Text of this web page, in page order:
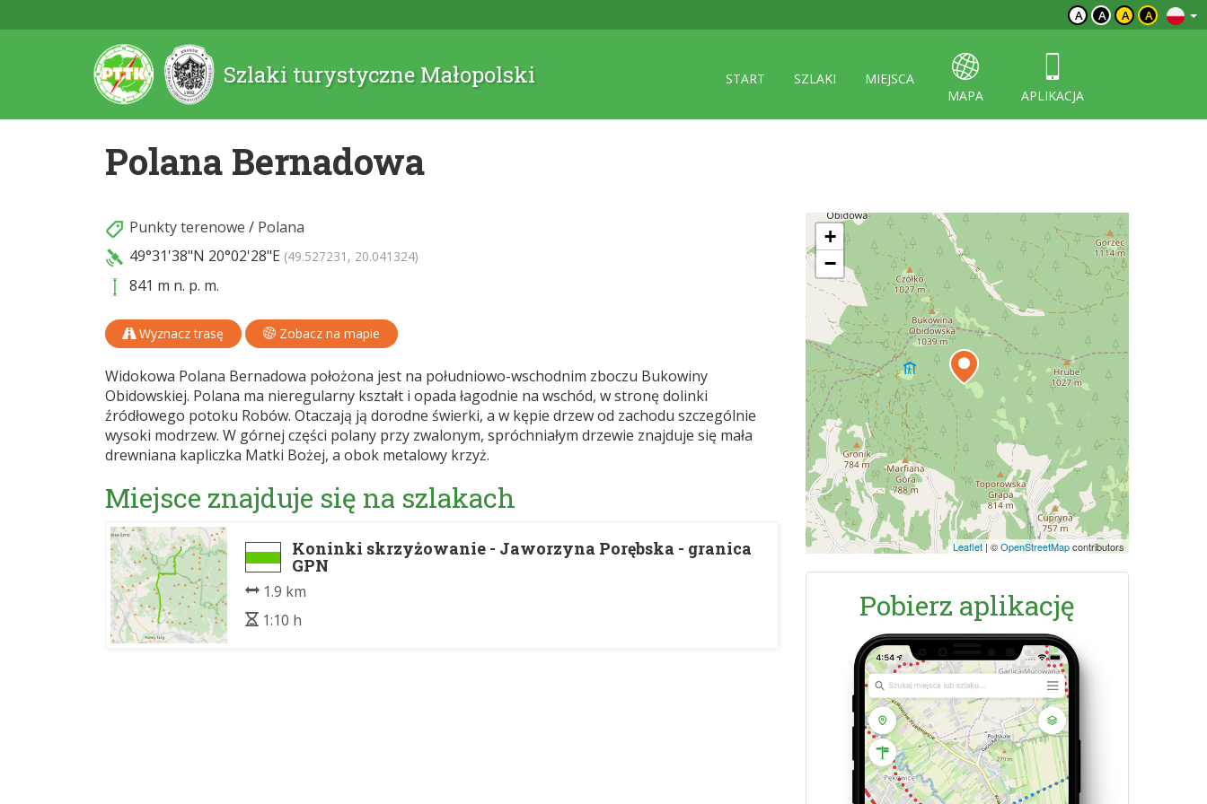
A A A A
Szlaki turystyczne Małopolski START SZLAKI
MIEJSCA
MAPA
APLIKACJA
Polana Bernadowa
Punkty terenowe / Polana
49°31'38"N 20°02'28"E (49.527231, 20.041324)
841 m n. p. m.
Wyznacz trasę Zobacz na mapie
Widokowa Polana Bernadowa położona jest na południowo-wschodnim zboczu Bukowiny
Obidowskiej. Polana ma nieregularny kształt i opada łagodnie na wschód, w stronę dolinki
źródłowego potoku Robów. Otaczają ją dorodne świerki, a w kępie drzew od zachodu szczególnie
wysoki modrzew. W górnej części polany przy zwalonym, spróchniałym drzewie znajduje się mała
drewniana kapliczka Matki Bożej, a obok metalowy krzyż.
Miejsce znajduje się na szlakach
Koninki skrzyżowanie - Jaworzyna Porębska - granica
GPN
1.9 km
1:10 h
+
−
Leaflet | ©OpenStreetMapcontributors
Pobierz aplikację